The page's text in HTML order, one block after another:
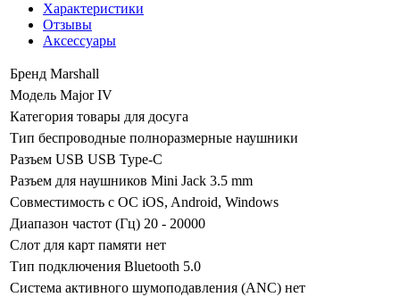
Характеристики
Отзывы
Аксессуары
Бренд Marshall
Модель Major IV
Категория товары для досуга
Тип беспроводные полноразмерные наушники
Разъем USB USB Type-C
Разъем для наушников Mini Jack 3.5 mm
Совместимость с ОС iOS, Android, Windows
Диапазон частот (Гц) 20 - 20000
Слот для карт памяти нет
Тип подключения Bluetooth 5.0
Система активного шумоподавления (ANC) нет